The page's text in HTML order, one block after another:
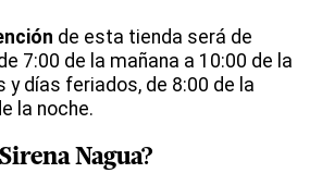
de esta tienda será de
7:00 de la mañana a 10:00 de la
y días feriados, de 8:00 de la
la noche.
Sirena Nagua?